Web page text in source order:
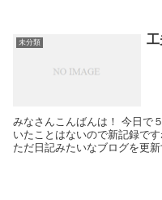
未分類
みなさんこんばんは！ 今日で
いたことはないので新記録で
ただ日記みたいなブログを更